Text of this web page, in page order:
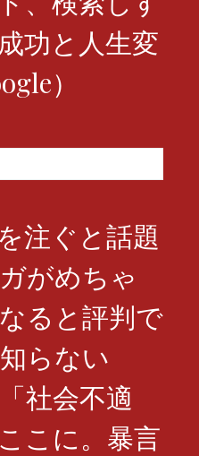
功と人生変
）
注ぐと話題
がめちゃ
ると評判で
らない
社会不適
こに。暴言